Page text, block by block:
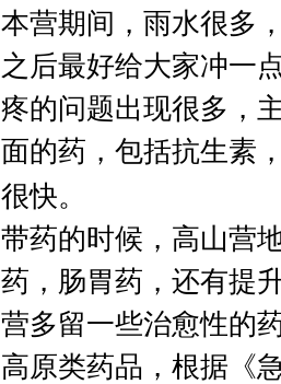
本营期间，雨水很多
之后最好给大家冲一
疼的问题出现很多，
面的药，包括抗生素
很快。
带药的时候，高山营
药，肠胃药，还有提
营多留一些治愈性的
高原类药品，根据《